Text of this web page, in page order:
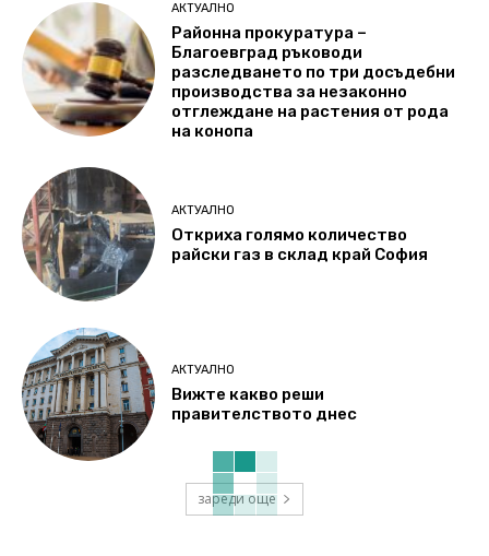
АКТУАЛНО
Районна прокуратура –
Благоевград ръководи
разследването по три досъдебни
производства за незаконно
отглеждане на растения от рода
на конопа
АКТУАЛНО
Откриха голямо количество
райски газ в склад край София
АКТУАЛНО
Вижте какво реши
правителството днес
зареди още